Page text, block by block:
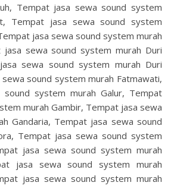
Tempat jasa sewa sound system
Tempat jasa sewa sound system
jasa sewa sound system murah
jasa sewa sound system murah Duri
sewa sound system murah Duri
sound system murah Fatmawati,
system murah Galur, Tempat
murah Gambir, Tempat jasa sewa
Gandaria, Tempat jasa sewa sound
Tempat jasa sewa sound system
jasa sewa sound system murah
jasa sewa sound system murah
jasa sewa sound system murah